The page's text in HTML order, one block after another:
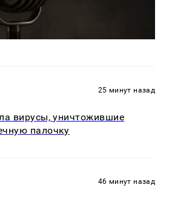
25 минут назад
вирусы, уничтожившие
палочку
46 минут назад